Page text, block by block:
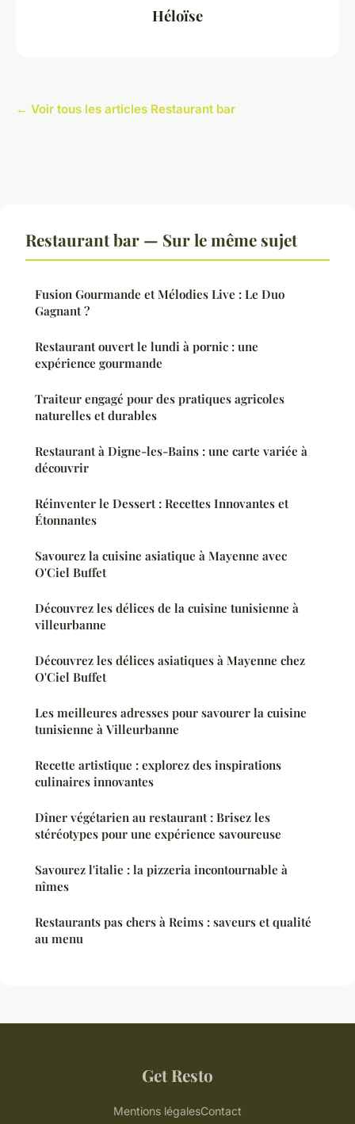
Héloïse
← Voir tous les articles Restaurant bar
Restaurant bar — Sur le même sujet
Fusion Gourmande et Mélodies Live : Le Duo
Gagnant ?
Restaurant ouvert le lundi à pornic : une
expérience gourmande
Traiteur engagé pour des pratiques agricoles
naturelles et durables
Restaurant à Digne-les-Bains : une carte variée à
découvrir
Réinventer le Dessert : Recettes Innovantes et
Étonnantes
Savourez la cuisine asiatique à Mayenne avec
O'Ciel Buffet
Découvrez les délices de la cuisine tunisienne à
villeurbanne
Découvrez les délices asiatiques à Mayenne chez
O'Ciel Buffet
Les meilleures adresses pour savourer la cuisine
tunisienne à Villeurbanne
Recette artistique : explorez des inspirations
culinaires innovantes
Dîner végétarien au restaurant : Brisez les
stéréotypes pour une expérience savoureuse
Savourez l'italie : la pizzeria incontournable à
nîmes
Restaurants pas chers à Reims : saveurs et qualité
au menu
Get Resto
Mentions légalesContact